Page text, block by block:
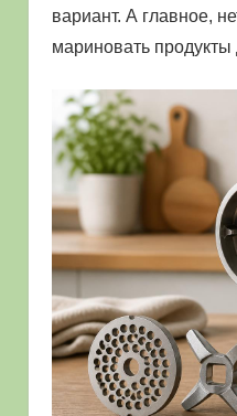
вариант. А главное,
мариновать